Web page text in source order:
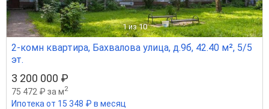
1 из 10
2-комн квартира, Бахвалова улица, д.9б, 42.40 м², 5/5
эт.
3 200 000 ₽
75 472 ₽ за м2
Ипотека от 15 348 ₽ в месяц